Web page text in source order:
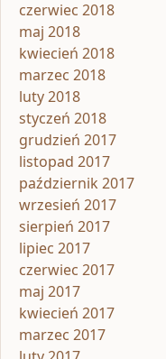
czerwiec 2018
maj 2018
kwiecień 2018
marzec 2018
luty 2018
styczeń 2018
grudzień 2017
listopad 2017
październik 2017
wrzesień 2017
sierpień 2017
lipiec 2017
czerwiec 2017
maj 2017
kwiecień 2017
marzec 2017